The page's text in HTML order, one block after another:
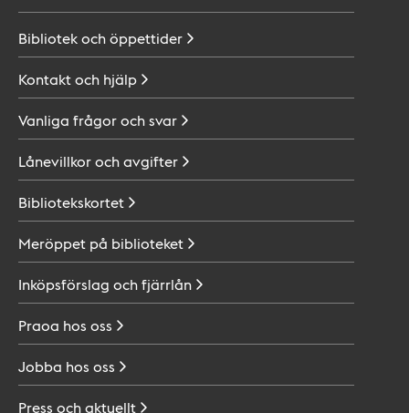
Bibliotek ochöppettider
Kontakt och hjälp
Vanliga frågor ochsvar
Lånevillkor ochavgifter
Bibliotekskortet
Meröppet på biblioteket
Inköpsförslag ochfjärrlån
Praoa hos oss
Jobba hos oss
Press ochaktuellt